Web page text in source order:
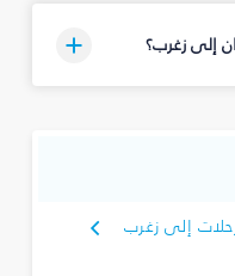
إلى زغرب؟
إلى زغرب